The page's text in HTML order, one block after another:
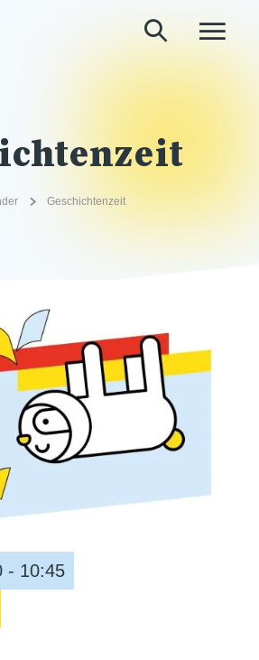
Geschichtenzeit
- 10:45